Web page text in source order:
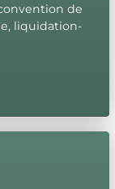
de
liquidation-